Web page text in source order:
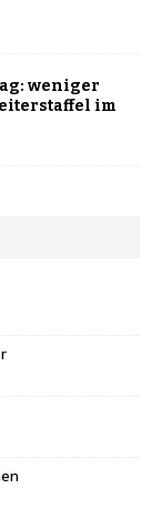
weniger
im